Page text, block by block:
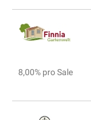
8,00% pro Sale